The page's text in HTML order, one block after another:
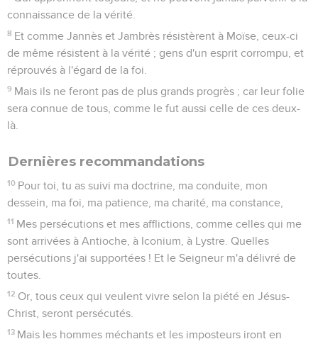
connaissance de la vérité.
8 Et comme Jannès et Jambrès résistèrent à Moïse, ceux-ci
de même résistent à la vérité ; gens d'un esprit corrompu, et
réprouvés à l'égard de la foi.
9 Mais ils ne feront pas de plus grands progrès ; car leur folie
sera connue de tous, comme le fut aussi celle de ces deux-
là.
Dernières recommandations
10 Pour toi, tu as suivi ma doctrine, ma conduite, mon
dessein, ma foi, ma patience, ma charité, ma constance,
11 Mes persécutions et mes afflictions, comme celles qui me
sont arrivées à Antioche, à Iconium, à Lystre. Quelles
persécutions j'ai supportées ! Et le Seigneur m'a délivré de
toutes.
12 Or, tous ceux qui veulent vivre selon la piété en Jésus-
Christ, seront persécutés.
13 Mais les hommes méchants et les imposteurs iront en